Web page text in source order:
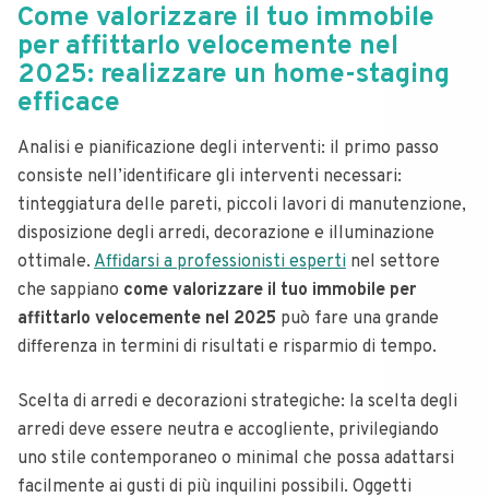
Come valorizzare il tuo immobile
per affittarlo velocemente nel
2025: realizzare un home-staging
efficace
Analisi e pianificazione degli interventi: il primo passo
consiste nell’identificare gli interventi necessari:
tinteggiatura delle pareti, piccoli lavori di manutenzione,
disposizione degli arredi, decorazione e illuminazione
ottimale. Affidarsi a professionisti esperti nel settore
che sappiano come valorizzare il tuo immobile per
affittarlo velocemente nel 2025 può fare una grande
differenza in termini di risultati e risparmio di tempo.
Scelta di arredi e decorazioni strategiche: la scelta degli
arredi deve essere neutra e accogliente, privilegiando
uno stile contemporaneo o minimal che possa adattarsi
facilmente ai gusti di più inquilini possibili. Oggetti